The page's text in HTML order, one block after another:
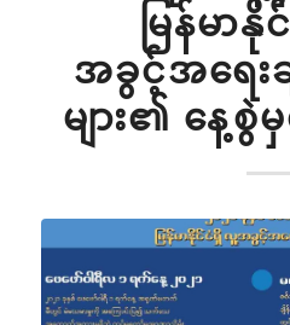
မြန်မာ
အခွင့်အရေး
များ၏ နေ့စွဲ